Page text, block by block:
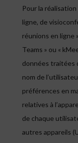
Pour la
ligne, de
réunions en ligne
Teams » ou «
données traitées
nom de
préférences en
relatives à
de chaque
autres appareils